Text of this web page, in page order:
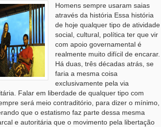
Homens sempre usaram saias
através da história Essa história
de hoje qualquer tipo de atividade
social, cultural, política ter que vir
com apoio governamental é
realmente muito difícil de encarar.
Há duas, três décadas atrás, se
faria a mesma coisa
exclusivamente pela via
Falar em liberdade de qualquer tipo com
será meio contraditório, para dizer o mínimo,
que o estatismo faz parte dessa mesma
e autoritária que o movimento pela libertação